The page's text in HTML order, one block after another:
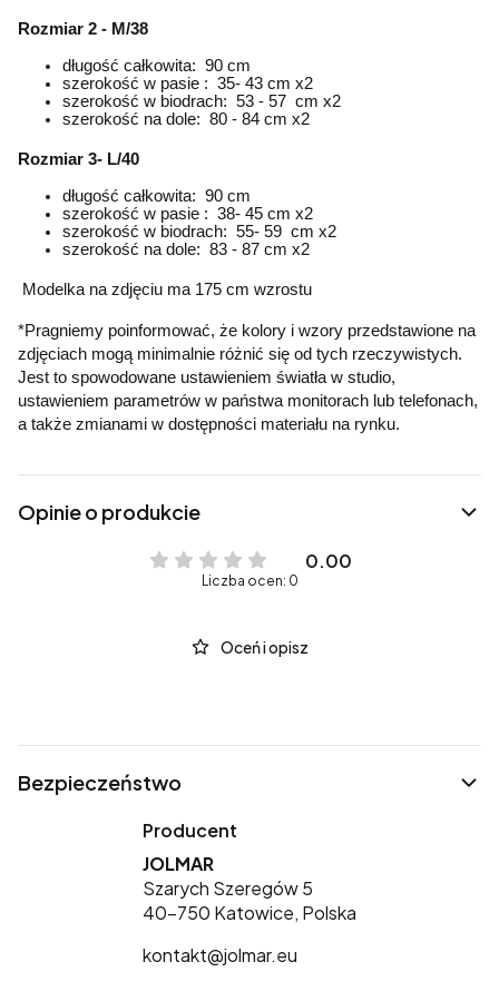
Rozmiar 2 - M/38
długość całkowita: 90 cm
szerokość w pasie : 35- 43 cm x2
szerokość w biodrach: 53 - 57 cm x2
szerokość na dole: 80 - 84 cm x2
Rozmiar 3- L/40
długość całkowita: 90 cm
szerokość w pasie : 38- 45 cm x2
szerokość w biodrach: 55- 59 cm x2
szerokość na dole: 83 - 87 cm x2
Modelka na zdjęciu ma 175 cm wzrostu
*Pragniemy poinformować, że kolory i wzory przedstawione na
zdjęciach mogą minimalnie różnić się od tych rzeczywistych.
Jest to spowodowane ustawieniem światła w studio,
ustawieniem parametrów w państwa monitorach lub telefonach,
a także zmianami w dostępności materiału na rynku.
Opinie o produkcie
0.00
Liczba ocen: 0
Oceń i opisz
Bezpieczeństwo
Producent
JOLMAR
Szarych Szeregów 5
40-750 Katowice, Polska
kontakt@jolmar.eu